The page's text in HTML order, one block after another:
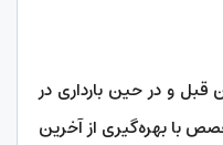
قبل و در حین بارداری در
با بهره‌گیری از آخرین